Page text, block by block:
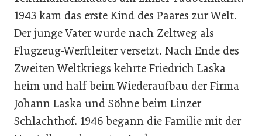
1943 kam das erste Kind des Paares zur Welt.
Der junge Vater wurde nach Zeltweg als
Flugzeug-Werftleiter versetzt. Nach Ende des
Zweiten Weltkriegs kehrte Friedrich Laska
heim und half beim Wiederaufbau der Firma
Johann Laska und Söhne beim Linzer
Schlachthof. 1946 begann die Familie mit der